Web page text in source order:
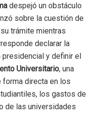
despejó un obstáculo
sobre la cuestión de
trámite mientras
declarar la
y definir el
Universitario, una
forma directa en los
los gastos de
de las universidades